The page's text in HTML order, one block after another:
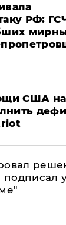
РФ:
США
подписал